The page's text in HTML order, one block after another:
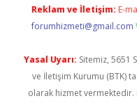
Reklam ve İletişim: E-
forumhizmeti@gmail.com
Yasal Uyarı: Sitemiz, 5651
ve İletişim Kurumu (BTK)
olarak hizmet